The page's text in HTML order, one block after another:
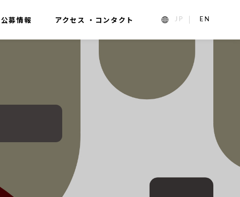
公募情報 アクセス ・コンタクト 1_ja 2_en_US